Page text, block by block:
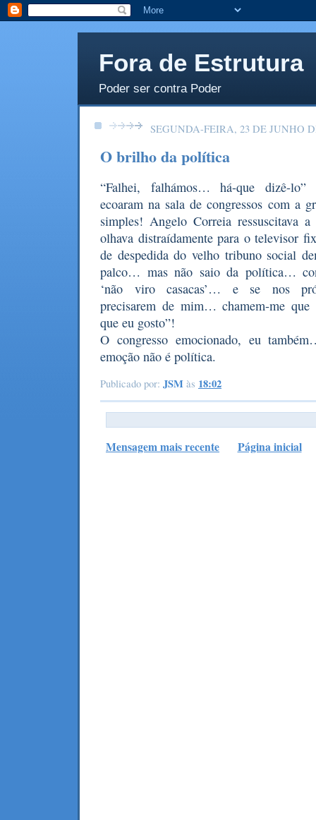
Fora de Estrutura
Poder ser contra Poder
SEGUNDA-FEIRA, 23 DE JUNHO
O brilho da política
“Falhei, falhámos… há-que dizê-lo”
ecoaram na sala de congressos com a
simples! Angelo Correia ressuscitava
olhava distraídamente para o televisor
de despedida do velho tribuno social
palco… mas não saio da política…
‘não viro casacas’… e se nos
precisarem de mim… chamem-me
que eu gosto”!
O congresso emocionado, eu
emoção não é política.
Publicado por: JSM às 18:02
Mensagem mais recente Página inicial